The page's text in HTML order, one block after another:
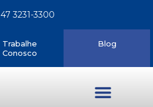
47 3231-3300
Trabalhe
Conosco
Blog